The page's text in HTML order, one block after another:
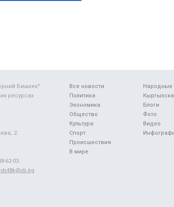
Все новости
Политика
Экономика
Общество
Культура
Спорт
Происшествия
В мире
Народные
Блоги
Фото
Видео
Бишкек"
ресурсах
2.
62-03.